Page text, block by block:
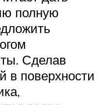
полную
Сделав
в поверхности